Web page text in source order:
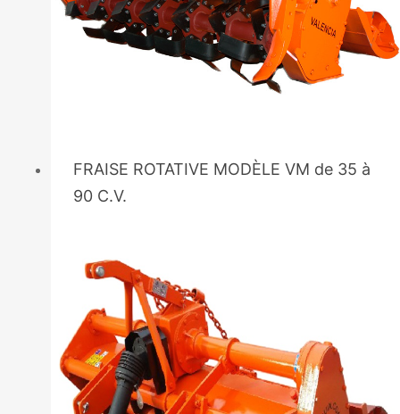
FRAISE ROTATIVE MODÈLE VM de 35 à
90 C.V.